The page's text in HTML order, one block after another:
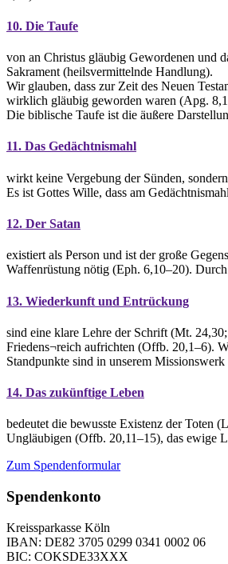
10. Die Taufe
von an Christus gläubig Gewordenen und
Sakrament (heilsvermittelnde Handlung).
Wir glauben, dass zur Zeit des Neuen
wirklich gläubig geworden waren (Apg.
Die biblische Taufe ist die äußere
11. Das Gedächtnismahl
wirkt keine Vergebung der Sünden,
Es ist Gottes Wille, dass am
12. Der Satan
existiert als Person und ist der große
Waffenrüstung nötig (Eph. 6,10–20).
13. Wiederkunft und Entrückung
sind eine klare Lehre der Schrift (Mt.
Friedens¬reich aufrichten (Offb. 20,1–6).
Standpunkte sind in unserem
14. Das zukünftige Leben
bedeutet die bewusste Existenz der Toten
Ungläubigen (Offb. 20,11–15), das ewige
Zum Spendenformular
Spendenkonto
Kreissparkasse Köln
IBAN: DE82 3705 0299 0341 0002 06
BIC: COKSDE33XXX